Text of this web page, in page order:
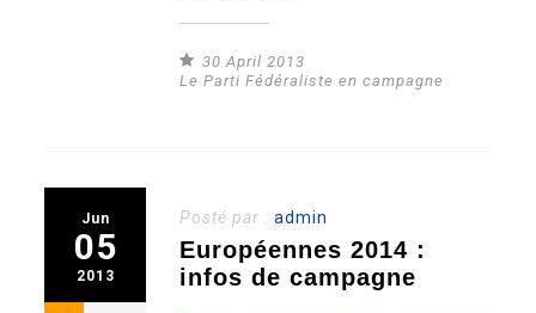
30 April 2013
Le Parti Fédéraliste en campagne
Jun
05
2013
Posté par :admin
Européennes 2014 :
infos de campagne